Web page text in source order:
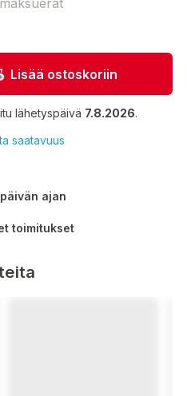
Lisää ostoskoriin
lähetyspäivä 7.8.2026.
saatavuus
ajan
toimitukset